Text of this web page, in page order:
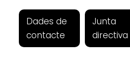
Dades de
contacte
Junta
directiva